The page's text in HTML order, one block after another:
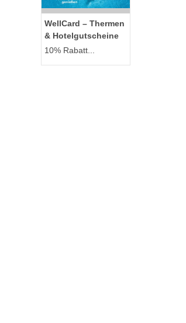
WellCard – Thermen
& Hotelgutscheine
10% Rabatt...